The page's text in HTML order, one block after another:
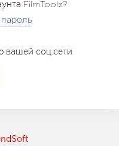
FilmToolz?
пароль
вашей соц.сети